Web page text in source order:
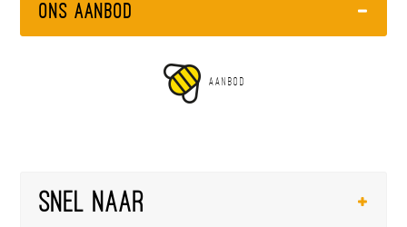
Ons Aanbod
AANBOD
Snel naar